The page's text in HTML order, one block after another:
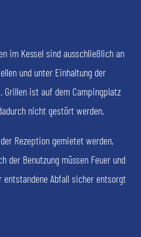
im Kessel sind ausschließlich an
und unter Einhaltung der
ist auf dem Campingplatz
nicht gestört werden.
Rezeption gemietet werden,
der Benutzung müssen Feuer und
Abfall sicher entsorgt